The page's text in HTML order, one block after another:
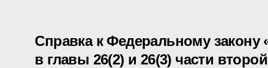
Справка к Федеральному закону
в главы 26(2) и 26(3) части